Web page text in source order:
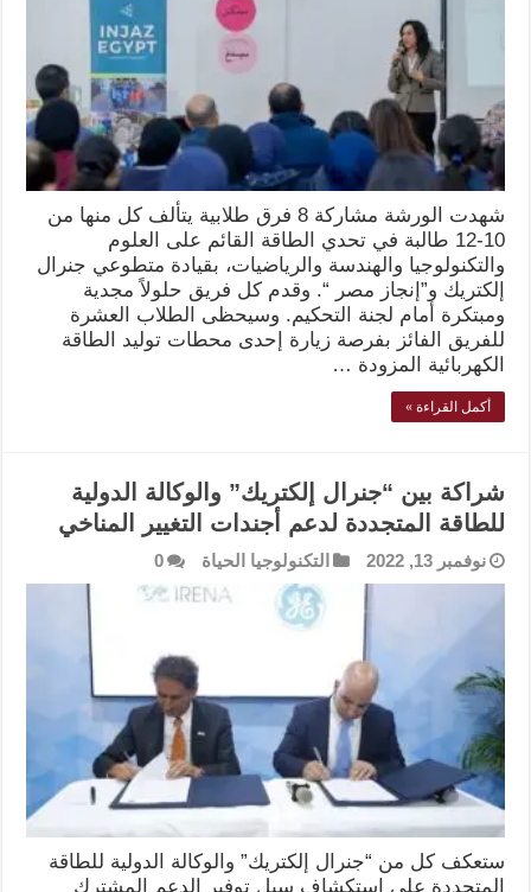
شهدت الورشة مشاركة 8 فرق طلابية يتألف كل منها من
10-12 طالبة في تحدي الطاقة القائم على العلوم
والتكنولوجيا والهندسة والرياضيات، بقيادة متطوعي جنرال
إلكتريك و”إنجاز مصر “. وقدم كل فريق حلولاً مجدية
ومبتكرة أمام لجنة التحكيم. وسيحظى الطلاب العشرة
للفريق الفائز بفرصة زيارة إحدى محطات توليد الطاقة
الكهربائية المزودة …
أكمل القراءة »
شراكة بين “جنرال إلكتريك” والوكالة الدولية
للطاقة المتجددة لدعم أجندات التغيير المناخي
نوفمبر 13, 2022 التكنولوجيا الحياة 0
ستعكف كل من “جنرال إلكتريك” والوكالة الدولية للطاقة
المتجددة على استكشاف سبل توفير الدعم المشترك